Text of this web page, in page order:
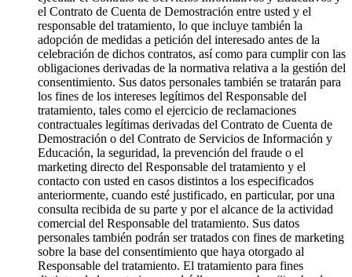
el Contrato de Cuenta de Demostración entre usted y el
responsable del tratamiento, lo que incluye también la
adopción de medidas a petición del interesado antes de la
celebración de dichos contratos, así como para cumplir con las
obligaciones derivadas de la normativa relativa a la gestión del
consentimiento. Sus datos personales también se tratarán para
los fines de los intereses legítimos del Responsable del
tratamiento, tales como el ejercicio de reclamaciones
contractuales legítimas derivadas del Contrato de Cuenta de
Demostración o del Contrato de Servicios de Información y
Educación, la seguridad, la prevención del fraude o el
marketing directo del Responsable del tratamiento y el
contacto con usted en casos distintos a los especificados
anteriormente, cuando esté justificado, en particular, por una
consulta recibida de su parte y por el alcance de la actividad
comercial del Responsable del tratamiento. Sus datos
personales también podrán ser tratados con fines de marketing
sobre la base del consentimiento que haya otorgado al
Responsable del tratamiento. El tratamiento para fines